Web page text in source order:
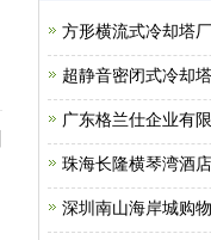
方形横流式冷却塔
超静音密闭式冷却塔
广东格兰仕企业有
珠海长隆横琴湾酒
深圳南山海岸城购